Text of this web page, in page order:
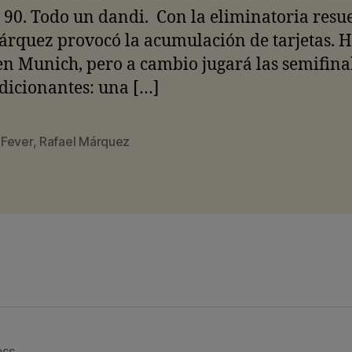
Todo un dandi. Con la eliminatoria
provocó la acumulación de tarjetas.
Munich, pero a cambio jugará las
una […]
, Rafael Márquez